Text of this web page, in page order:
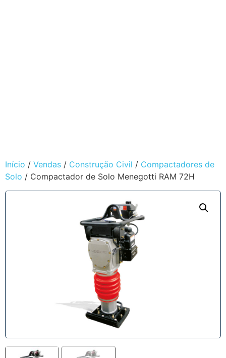
Início / Vendas / Construção Civil / Compactadores de
Solo / Compactador de Solo Menegotti RAM 72H